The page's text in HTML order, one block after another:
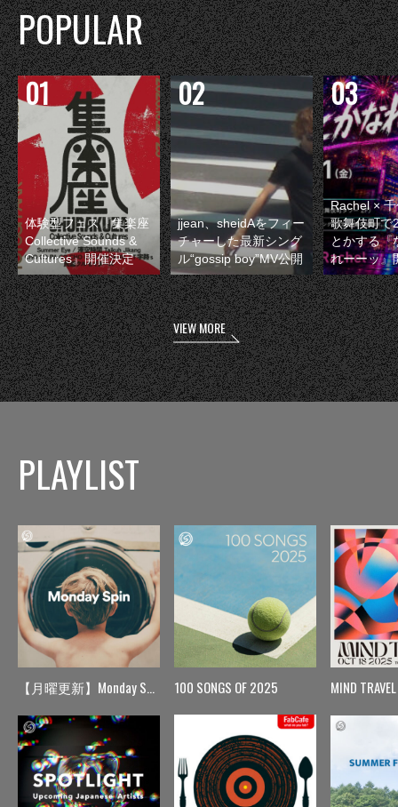
POPULAR
体験型フェス『集楽座
Collective Sounds &
Cultures』開催決定
jjean、sheidAをフィー
チャーした最新シング
ル“gossip boy”MV公開
Rachel ×
歌舞伎町で
とかする『
れーーッ』
VIEW MORE
PLAYLIST
【月曜更新】Monday Spin 100 SONGS OF 2025 MIND TRAVEL